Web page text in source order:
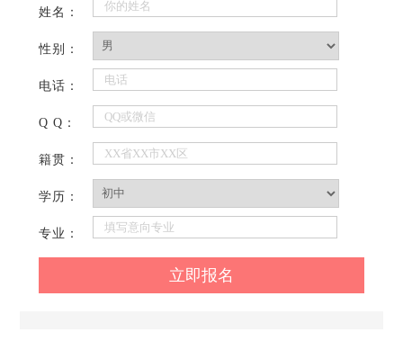
姓名：
性别：
电话：
Q Q：
籍贯：
学历：
专业：